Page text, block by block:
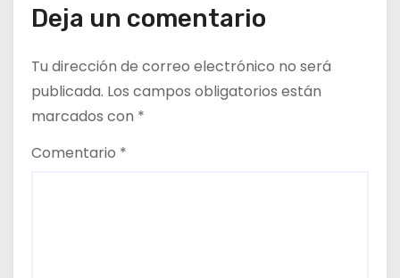
n
t
r
a
d
Deja un comentario
Tu dirección de correo electrónico no será
publicada. Los campos obligatorios están
marcados con *
Comentario *